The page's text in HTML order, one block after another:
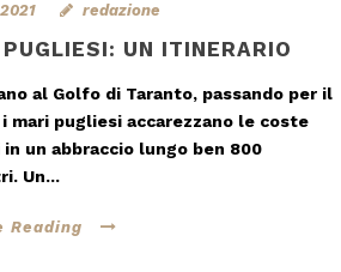
redazione
UN ITINERARIO
al Golfo di Taranto, passando per il
mari pugliesi accarezzano le coste
un abbraccio lungo ben 800
Un...
Reading